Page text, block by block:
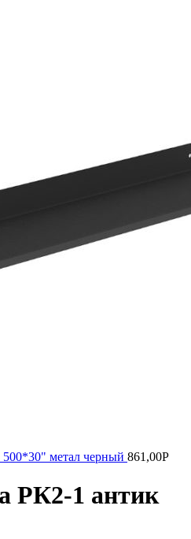
метал черный 861,00Р
РК2-1 антик